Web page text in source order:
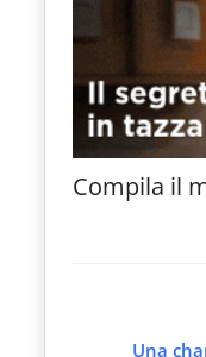
Compila il
Una